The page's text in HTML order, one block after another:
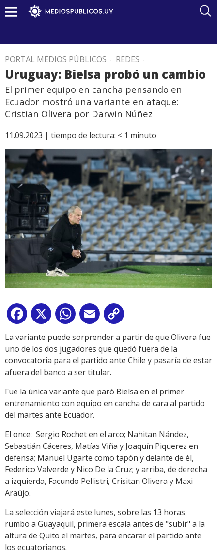
PORTAL MEDIOS PÚBLICOS . REDES .
Uruguay: Bielsa probó un cambio
El primer equipo en cancha pensando en
Ecuador mostró una variante en ataque:
Cristian Olivera por Darwin Núñez
11.09.2023 | tiempo de lectura: < 1 minuto
Facebook
X WhatsApp
Email
Link
La variante puede sorprender a partir de que Olivera fue
uno de los dos jugadores que quedó fuera de la
convocatoria para el partido ante Chile y pasaría de estar
afuera del banco a ser titular.
Fue la única variante que paró Bielsa en el primer
entrenamiento con equipo en cancha de cara al partido
del martes ante Ecuador.
El once: Sergio Rochet en el arco; Nahitan Nández,
Sebastián Cáceres, Matías Viña y Joaquín Piquerez en
defensa; Manuel Ugarte como tapón y delante de él,
Federico Valverde y Nico De la Cruz; y arriba, de derecha
a izquierda, Facundo Pellistri, Crisitan Olivera y Maxi
Araújo.
La selección viajará este lunes, sobre las 13 horas,
rumbo a Guayaquil, primera escala antes de "subir" a la
altura de Quito el martes, para encarar el partido ante
los ecuatorianos.